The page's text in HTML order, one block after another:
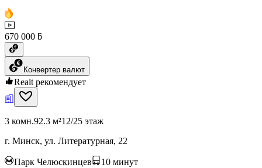
670 000 ƃ
Конвертер валют
Realt рекомендует
3 комн.92.3 м²12/25 этаж
г. Минск, ул. Литературная, 22
Парк Челюскинцев 10 минут